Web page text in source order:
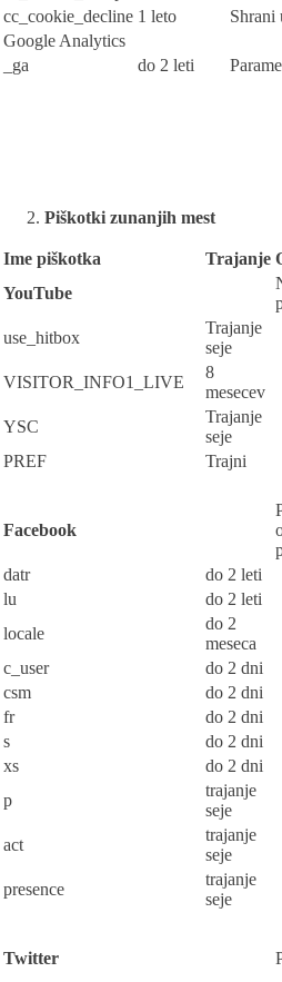
cc_cookie_decline 1 leto Shrani
Google Analytics
_ga
do 2 leti
Piškotki zunanjih mest
Ime piškotka Trajanje
YouTube
use_hitbox
Trajanje
seje
VISITOR_INFO1_LIVE
8
mesecev
YSC
Trajanje
seje
PREF
Trajni
Facebook
datr
do 2 leti
lu
do 2 leti
locale
do 2
meseca
c_user
do 2 dni
csm
do 2 dni
fr
do 2 dni
s
do 2 dni
xs
do 2 dni
p
trajanje
seje
act
trajanje
seje
presence
trajanje
seje
Twitter